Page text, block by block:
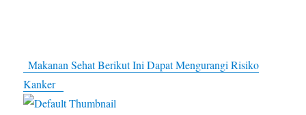
Makanan Sehat Berikut Ini Dapat Mengurangi Risiko
Kanker